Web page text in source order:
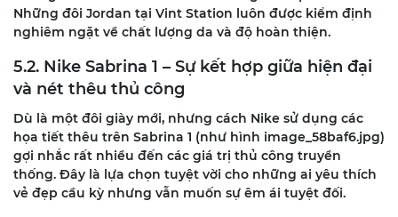
Những đôi Jordan tại Vint Station luôn được kiểm định
nghiêm ngặt về chất lượng da và độ hoàn thiện.
5.2. Nike Sabrina 1 – Sự kết hợp giữa hiện đại
và nét thêu thủ công
Dù là một đôi giày mới, nhưng cách Nike sử dụng các
họa tiết thêu trên Sabrina 1 (như hình image_58baf6.jpg)
gợi nhắc rất nhiều đến các giá trị thủ công truyền
thống. Đây là lựa chọn tuyệt vời cho những ai yêu thích
vẻ đẹp cầu kỳ nhưng vẫn muốn sự êm ái tuyệt đối.